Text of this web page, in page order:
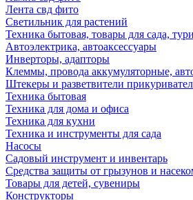
Лента свд фито
Светильник для растений
Техника бытовая, товары для сада,
Автоэлектрика, автоаксессуары
Инверторы, адапторы
Клеммы, провода аккумуляторные,
Штекеры и разветвители
Техника бытовая
Техника для дома и офиса
Техника для кухни
Техника и инструменты для сада
Насосы
Садовый инструмент и инвентарь
Средства защиты от грызунов и
Товары для детей, сувениры
Конструкторы